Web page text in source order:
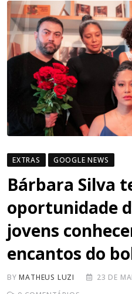
EXTRAS GOOGLE NEWS
Bárbara Silva
oportunidade
jovens
encantos do
BYMATHEUS LUZI
23 DE